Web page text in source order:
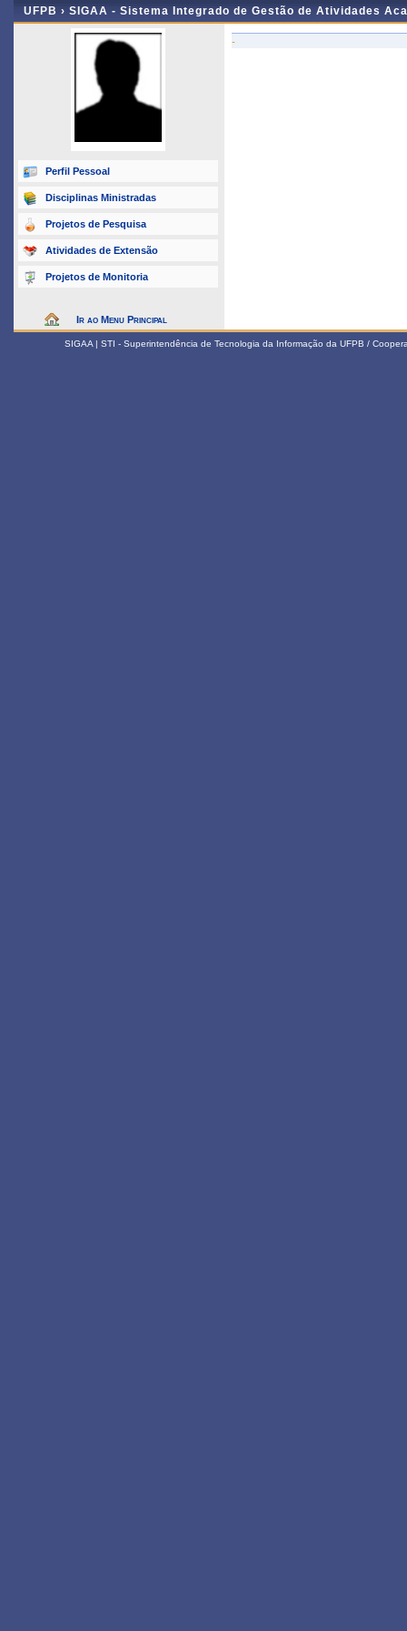
UFPB › SIGAA - Sistema Integrado de Gestão de Atividades
Perfil Pessoal
Disciplinas Ministradas
Projetos de Pesquisa
Atividades de Extensão
Projetos de Monitoria
Ir ao Menu Principal
-
SIGAA | STI - Superintendência de Tecnologia da Informação da UFPB /